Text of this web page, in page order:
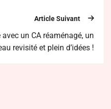
Article Suivant
un CA réaménagé, un
revisité et plein d’idées !